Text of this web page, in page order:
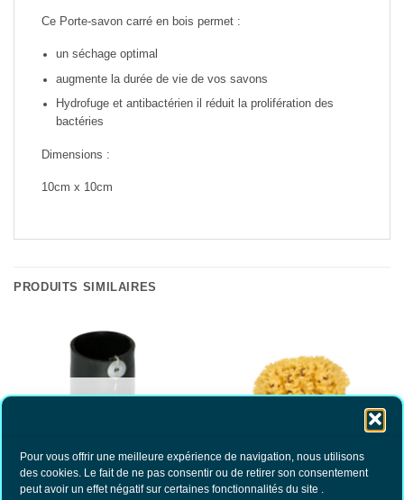
Pour vous offrir une meilleure expérience de navigation, nous utilisons
des cookies. Le fait de ne pas consentir ou de retirer son consentement
peut avoir un effet négatif sur certaines fonctionnalités du site .
Ce Porte-savon carré en bois permet :
un séchage optimal
augmente la durée de vie de vos savons
Hydrofuge et antibactérien il réduit la prolifération des
bactéries
Dimensions :
10cm x 10cm
PRODUITS SIMILAIRES
Gobelet en pneu recyclé Eponge de mer Petit modèle